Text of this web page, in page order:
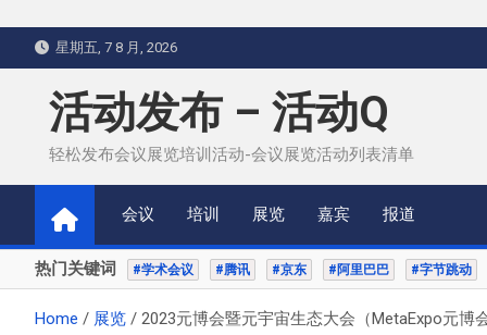
to
content
星期五, 7 8 月, 2026
活动发布 – 活动Q
轻松发布会议展览培训活动-会议展览活动列表清单
会议 培训 展览 嘉宾 报道
热门关键词 #学术会议 #腾讯 #京东 #阿里巴巴 #字节跳动
Home 展览 2023元博会暨元宇宙生态大会（MetaExpo元博